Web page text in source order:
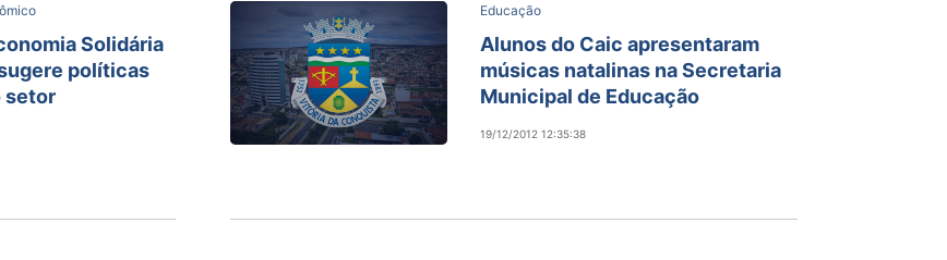
Solidária
políticas
setor
Educação
Alunos do Caic apresentaram
músicas natalinas na Secretaria
Municipal de Educação
19/12/2012 12:35:38